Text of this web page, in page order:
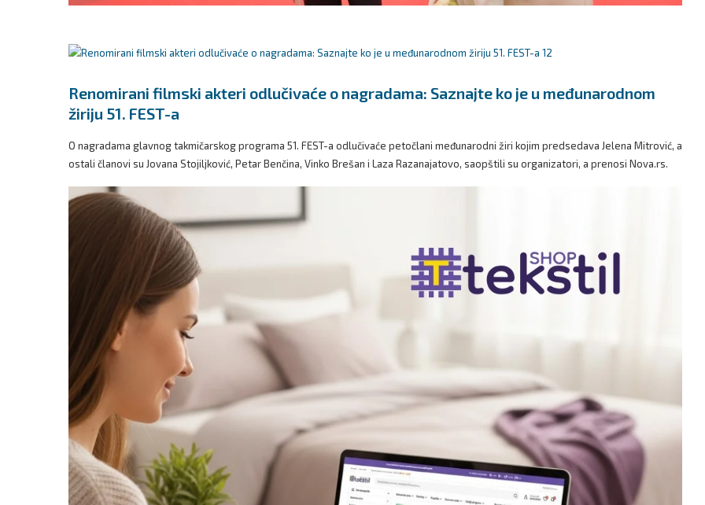
Renomirani filmski akteri odlučivaće o nagradama: Saznajte ko je u međunarodnom
žiriju 51. FEST-a
O nagradama glavnog takmičarskog programa 51. FEST-a odlučivaće petočlani međunarodni žiri kojim predsedava Jelena Mitrović, a
ostali članovi su Jovana Stojiljković, Petar Benčina, Vinko Brešan i Laza Razanajatovo, saopštili su organizatori, a prenosi Nova.rs.